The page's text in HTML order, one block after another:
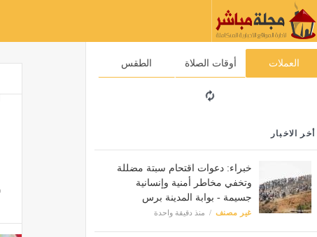
العملات أوقات الصلاة الطقس
أخر الاخبار
خبراء: دعوات اقتحام سبتة مضللة
وتخفي مخاطر أمنية وإنسانية
جسيمة - بوابة المدينة برس
غير مصنف منذ دقيقة واحدة